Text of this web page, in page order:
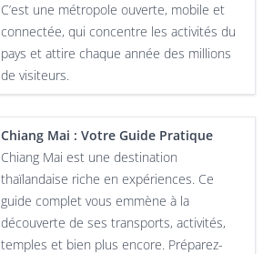
C’est une métropole ouverte, mobile et
connectée, qui concentre les activités du
pays et attire chaque année des millions
de visiteurs.
Chiang Mai : Votre Guide Pratique
Chiang Mai est une destination
thaïlandaise riche en expériences. Ce
guide complet vous emmène à la
découverte de ses transports, activités,
temples et bien plus encore. Préparez-